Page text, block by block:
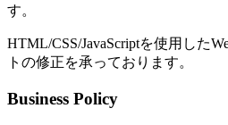
す。
HTML/CSS/JavaScriptを使用した
トの修正を承っております。
Business Policy